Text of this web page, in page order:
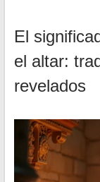
El
el altar:
revelados